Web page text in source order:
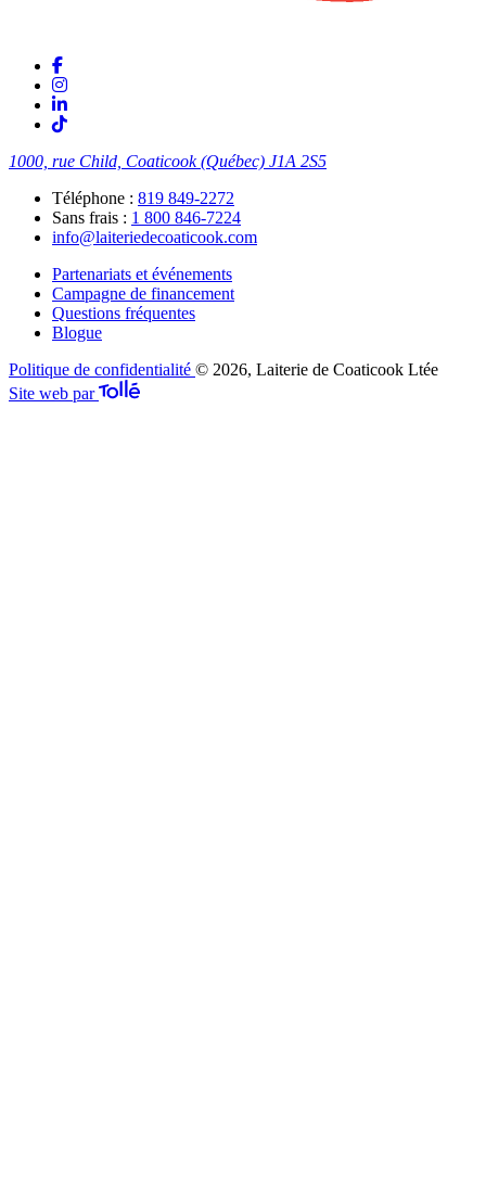
1000, rue Child, Coaticook (Québec) J1A 2S5
Téléphone : 819 849-2272
Sans frais : 1 800 846-7224
info@laiteriedecoaticook.com
Partenariats et événements
Campagne de financement
Questions fréquentes
Blogue
Politique de confidentialité © 2026, Laiterie de Coaticook Ltée
Site web par